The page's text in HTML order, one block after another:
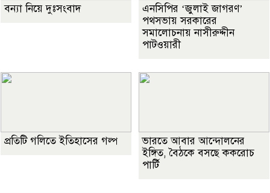
বন্যা নিয়ে দুঃসংবাদ
এনসিপির ‘জুলাই জাগরণ’
পথসভায় সরকারের
সমালোচনায় নাসীরুদ্দীন
পাটওয়ারী
প্রতিটি গলিতে ইতিহাসের গল্প
ভারতে আবার আন্দোলনের
ইঙ্গিত, বৈঠকে বসছে ককরোচ
পার্টি